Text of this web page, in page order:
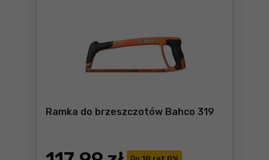
Ramka do brzeszczotów Bahco 319
Do 10 rat 0%